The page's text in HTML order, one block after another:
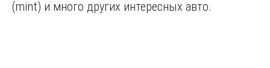
(mint) и много других интересных авто.